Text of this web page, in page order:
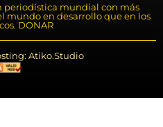
periodística mundial con más
mundo en desarrollo que en los
DONAR
Atiko.Studio